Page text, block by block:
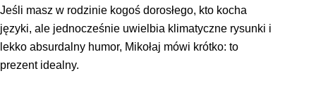
Jeśli masz w rodzinie kogoś dorosłego, kto kocha
języki, ale jednocześnie uwielbia klimatyczne rysunki i
lekko absurdalny humor, Mikołaj mówi krótko: to
prezent idealny.